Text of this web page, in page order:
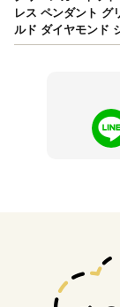
レス ペンダント グ
ルド ダイヤモンド